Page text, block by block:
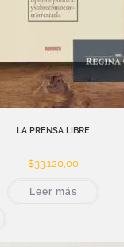
LA PRENSA LIBRE
$33.120,00
Leer más